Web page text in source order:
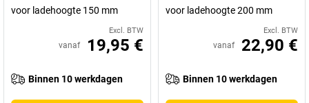
voor ladehoogte 150 mm
Excl. BTW
vanaf 19,95 €
Binnen 10 werkdagen
voor ladehoogte 200 mm
Excl. BTW
vanaf 22,90 €
Binnen 10 werkdagen